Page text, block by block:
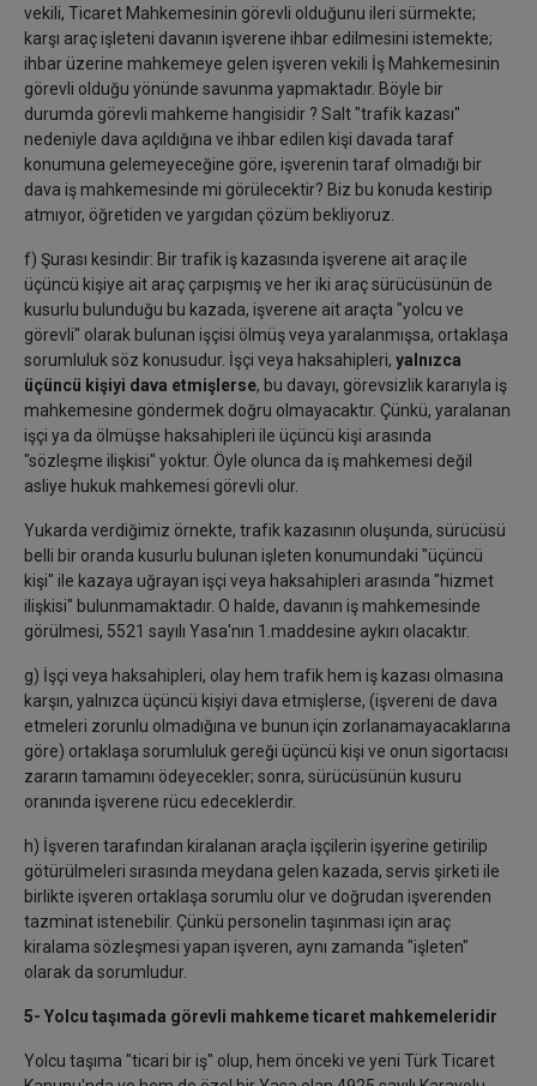
vekili, Ticaret Mahkemesinin görevli olduğunu ileri sürmekte;
karşı araç işleteni davanın işverene ihbar edilmesini istemekte;
ihbar üzerine mahkemeye gelen işveren vekili İş Mahkemesinin
görevli olduğu yönünde savunma yapmaktadır. Böyle bir
durumda görevli mahkeme hangisidir ? Salt "trafik kazası"
nedeniyle dava açıldığına ve ihbar edilen kişi davada taraf
konumuna gelemeyeceğine göre, işverenin taraf olmadığı bir
dava iş mahkemesinde mi görülecektir? Biz bu konuda kestirip
atmıyor, öğretiden ve yargıdan çözüm bekliyoruz.
f) Şurası kesindir: Bir trafik iş kazasında işverene ait araç ile
üçüncü kişiye ait araç çarpışmış ve her iki araç sürücüsünün de
kusurlu bulunduğu bu kazada, işverene ait araçta "yolcu ve
görevli" olarak bulunan işçisi ölmüş veya yaralanmışsa, ortaklaşa
sorumluluk söz konusudur. İşçi veya haksahipleri, yalnızca
üçüncü kişiyi dava etmişlerse, bu davayı, görevsizlik kararıyla iş
mahkemesine göndermek doğru olmayacaktır. Çünkü, yaralanan
işçi ya da ölmüşse haksahipleri ile üçüncü kişi arasında
"sözleşme ilişkisi" yoktur. Öyle olunca da iş mahkemesi değil
asliye hukuk mahkemesi görevli olur.
Yukarda verdiğimiz örnekte, trafik kazasının oluşunda, sürücüsü
belli bir oranda kusurlu bulunan işleten konumundaki "üçüncü
kişi" ile kazaya uğrayan işçi veya haksahipleri arasında "hizmet
ilişkisi" bulunmamaktadır. O halde, davanın iş mahkemesinde
görülmesi, 5521 sayılı Yasa'nın 1.maddesine aykırı olacaktır.
g) İşçi veya haksahipleri, olay hem trafik hem iş kazası olmasına
karşın, yalnızca üçüncü kişiyi dava etmişlerse, (işvereni de dava
etmeleri zorunlu olmadığına ve bunun için zorlanamayacaklarına
göre) ortaklaşa sorumluluk gereği üçüncü kişi ve onun sigortacısı
zararın tamamını ödeyecekler; sonra, sürücüsünün kusuru
oranında işverene rücu edeceklerdir.
h) İşveren tarafından kiralanan araçla işçilerin işyerine getirilip
götürülmeleri sırasında meydana gelen kazada, servis şirketi ile
birlikte işveren ortaklaşa sorumlu olur ve doğrudan işverenden
tazminat istenebilir. Çünkü personelin taşınması için araç
kiralama sözleşmesi yapan işveren, aynı zamanda "işleten"
olarak da sorumludur.
5- Yolcu taşımada görevli mahkeme ticaret mahkemeleridir
Yolcu taşıma "ticari bir iş" olup, hem önceki ve yeni Türk Ticaret